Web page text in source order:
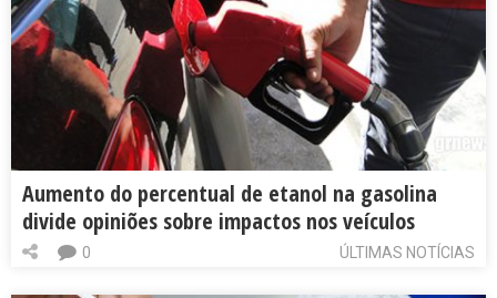
Aumento do percentual de etanol na gasolina
divide opiniões sobre impactos nos veículos
ÚLTIMAS NOTÍCIAS
0